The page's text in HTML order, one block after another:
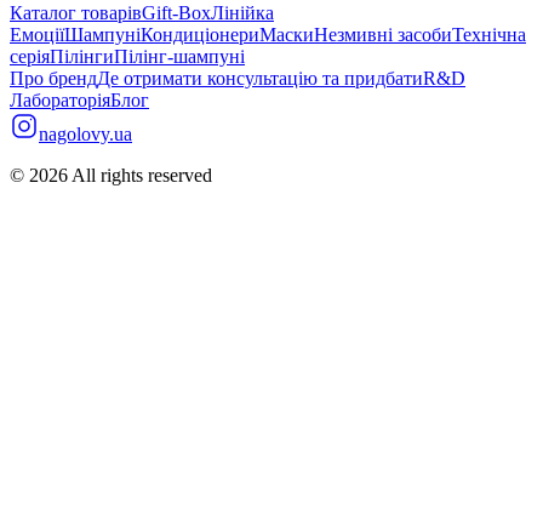
Каталог товарівGift-BoxЛінійка
ЕмоціїШампуніКондиціонериМаскиНезмивні засобиТехнічна
серіяПілінгиПілінг-шампуні
Про брендДе отримати консультацію та придбатиR&D
ЛабораторіяБлог
nagolovy.ua
© 2026 All rights reserved